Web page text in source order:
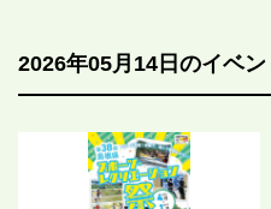
2026年05月14日のイベ